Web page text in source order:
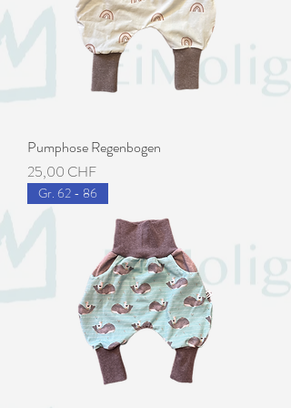
Pumphose Regenbogen
Preis
25,00 CHF
Gr. 62 - 86